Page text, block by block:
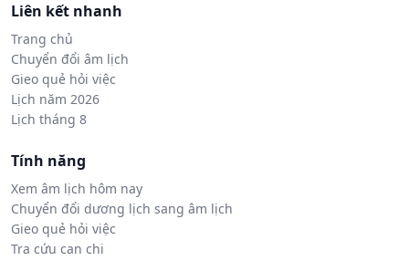
Liên kết nhanh
Trang chủ
Chuyển đổi âm lịch
Gieo quẻ hỏi việc
Lịch năm 2026
Lịch tháng 8
Tính năng
Xem âm lịch hôm nay
Chuyển đổi dương lịch sang âm lịch
Gieo quẻ hỏi việc
Tra cứu can chi